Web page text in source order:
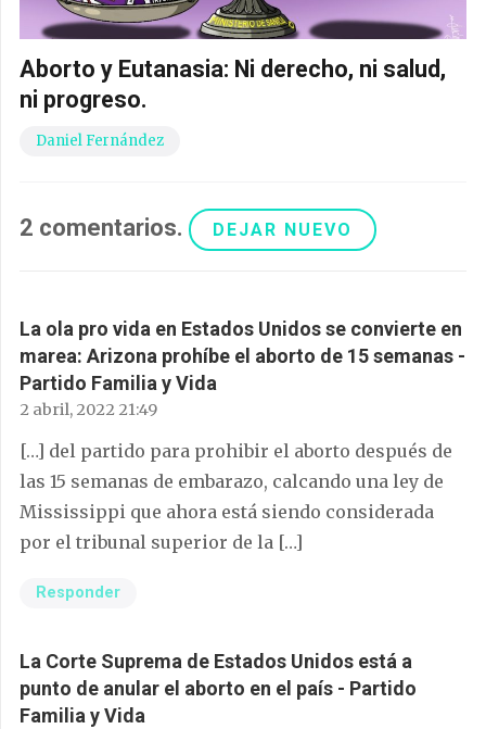
Aborto y Eutanasia: Ni derecho, ni salud,
ni progreso.
Daniel Fernández
2 comentarios. DEJAR NUEVO
La ola pro vida en Estados Unidos se convierte en
marea: Arizona prohíbe el aborto de 15 semanas -
Partido Familia y Vida
2 abril, 2022 21:49
[…] del partido para prohibir el aborto después de
las 15 semanas de embarazo, calcando una ley de
Mississippi que ahora está siendo considerada
por el tribunal superior de la […]
Responder
La Corte Suprema de Estados Unidos está a
punto de anular el aborto en el país - Partido
Familia y Vida